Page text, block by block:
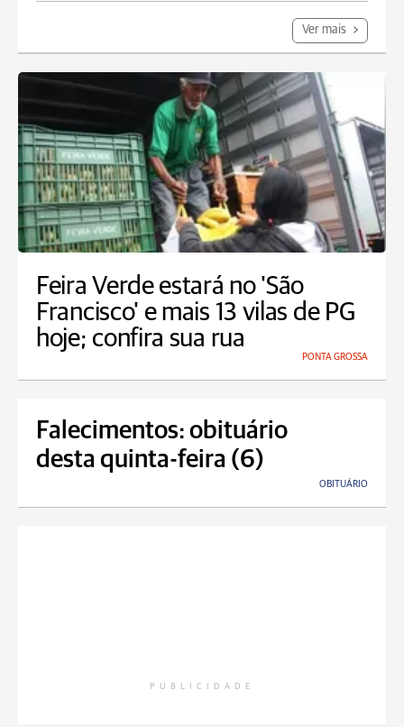
Ver mais
Feira Verde estará no 'São
Francisco' e mais 13 vilas de PG
hoje; confira sua rua
PONTA GROSSA
Falecimentos: obituário
desta quinta-feira (6)
OBITUÁRIO
PUBLICIDADE